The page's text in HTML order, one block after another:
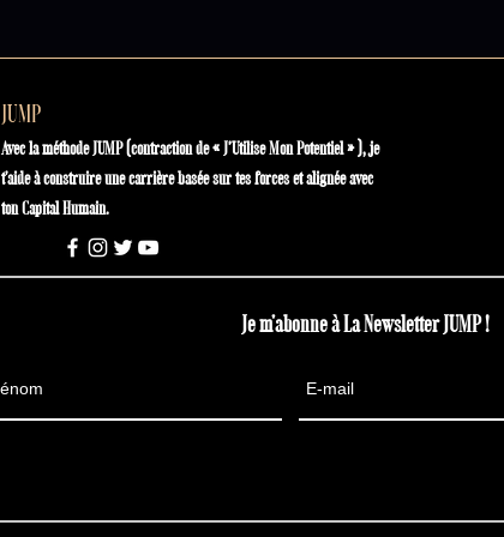
JUMP
Avec la méthode JUMP (contraction de « J’Utilise Mon Potentiel » ), je
t'aide à construire une carrière basée sur tes forces et alignée avec
ton Capital Humain.
Je m'abonne à La Newsletter JUMP !